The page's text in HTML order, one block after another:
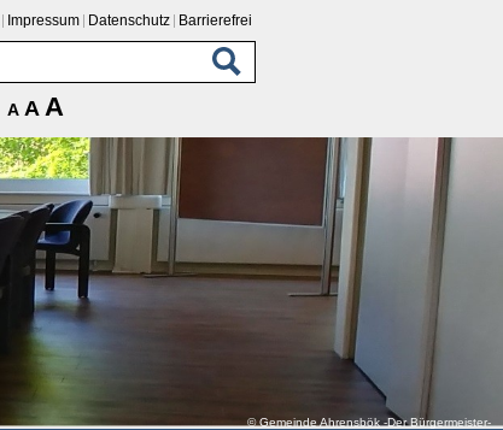
Impressum Datenschutz Barrierefrei
A A A
© Gemeinde Ahrensbök -Der Bürgermeister-